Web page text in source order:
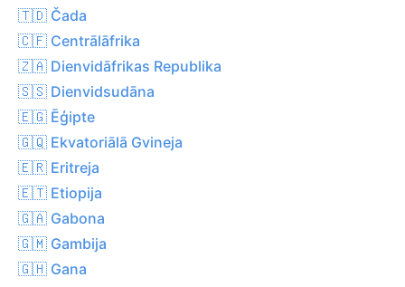
🇹🇩 Čada
🇨🇫 Centrālāfrika
🇿🇦 Dienvidāfrikas Republika
🇸🇸 Dienvidsudāna
🇪🇬 Ēģipte
🇬🇶 Ekvatoriālā Gvineja
🇪🇷 Eritreja
🇪🇹 Etiopija
🇬🇦 Gabona
🇬🇲 Gambija
🇬🇭 Gana